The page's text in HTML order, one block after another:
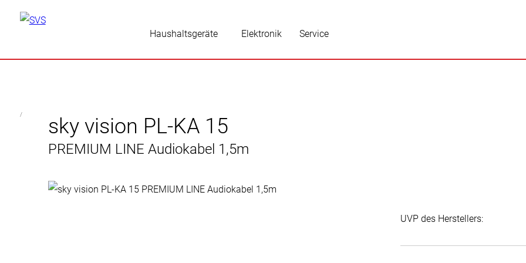
Haushaltsgeräte Elektronik Service
/ sky vision PL-KA 15
PREMIUM LINE Audiokabel 1,5m
UVP des Herstellers: